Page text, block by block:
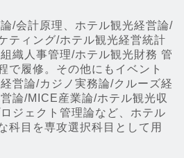
/会計原理、ホテル観光経営論/
ティング/ホテル観光経営統計
織人事管理/ホテル観光財務 管
で履修。その他にもイベント
営論/カジノ実務論/クルーズ経
論/MICE産業論/ホテル観光収
ジェクト管理論など、ホテル
科目を専攻選択科目として用